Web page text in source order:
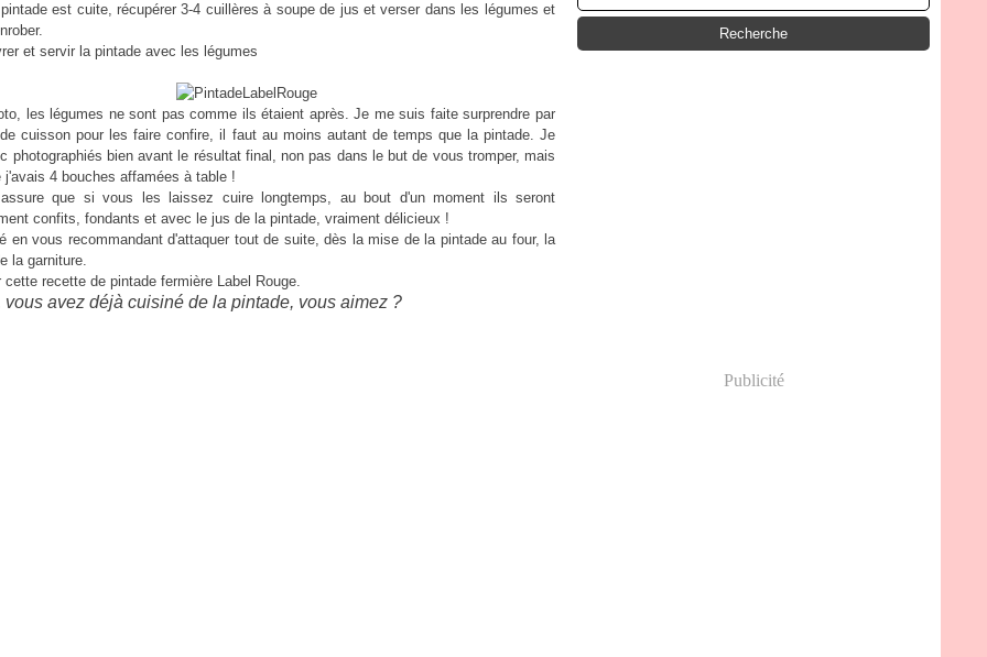
est cuite, récupérer 3-4 cuillères à soupe de jus et verser dans les légumes et
et servir la pintade avec les légumes
les légumes ne sont pas comme ils étaient après. Je me suis faite surprendre par
cuisson pour les faire confire, il faut au moins autant de temps que la pintade. Je
photographiés bien avant le résultat final, non pas dans le but de vous tromper, mais
j'avais 4 bouches affamées à table !
que si vous les laissez cuire longtemps, au bout d'un moment ils seront
confits, fondants et avec le jus de la pintade, vraiment délicieux !
en vous recommandant d'attaquer tout de suite, dès la mise de la pintade au four, la
la garniture.
cette recette de pintade fermière Label Rouge.
vous avez déjà cuisiné de la pintade, vous aimez ?
Publicité